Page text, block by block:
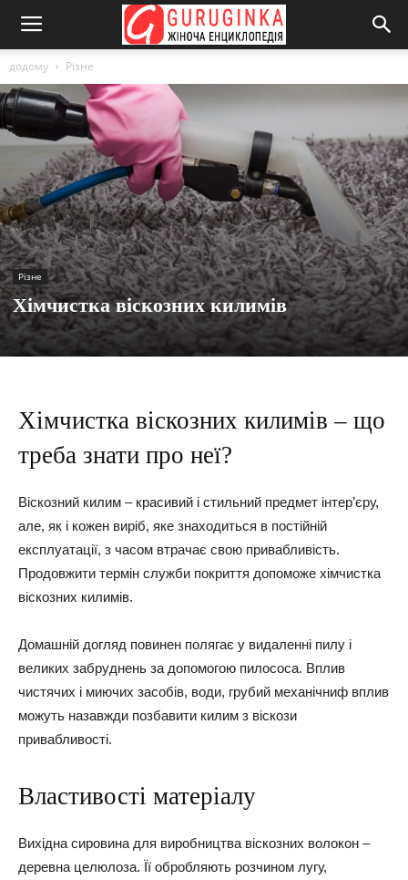
додому Різне
Різне
Хімчистка віскозних килимів
Хімчистка віскозних килимів – що
треба знати про неї?
Віскозний килим – красивий і стильний предмет інтер’єру,
але, як і кожен виріб, яке знаходиться в постійній
експлуатації, з часом втрачає свою привабливість.
Продовжити термін служби покриття допоможе хімчистка
віскозних килимів.
Домашній догляд повинен полягає у видаленні пилу і
великих забруднень за допомогою пилососа. Вплив
чистячих і миючих засобів, води, грубий механічниф вплив
можуть назавжди позбавити килим з віскози
привабливості.
Властивості матеріалу
Вихідна сировина для виробництва віскозних волокон –
деревна целюлоза. Її обробляють розчином лугу,